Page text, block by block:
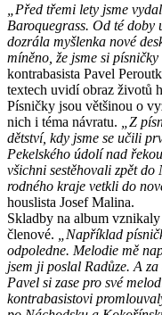
„Před třemi lety jsme
Baroquegrass. Od té doby
dozrála myšlenka nové
míněno, že jsme si
kontrabasista Pavel
textech uvidí obraz životů
Písničky jsou většinou o
nich i téma návratu.
„Z
dětství, kdy jsme se učili
Pekelského údolí nad
všichni sestěhovali zpět
rodného kraje vetkli do
houslista Josef Malina.
Skladby na album
členové.
„Například
odpoledne. Melodie mě
jsem ji poslal Radůze. A
Pavel si zase pro své
kontrabasistovi